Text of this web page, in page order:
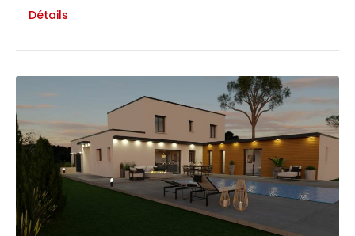
Détails